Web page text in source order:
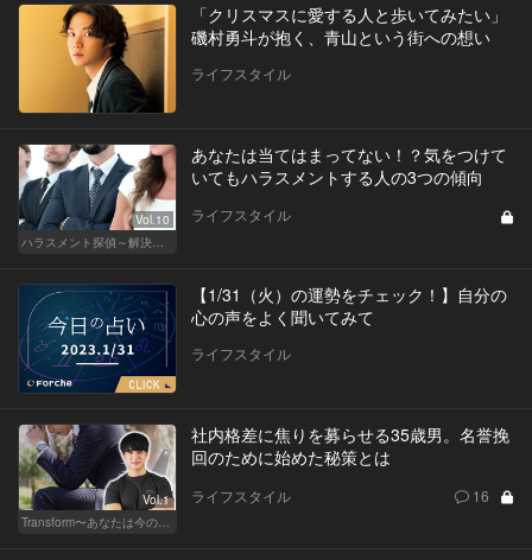
「クリスマスに愛する人と歩いてみたい」
磯村勇斗が抱く、青山という街への想い
ライフスタイル
Vol.10
あなたは当てはまってない！？気をつけて
いてもハラスメントする人の3つの傾向
ライフスタイル
【1/31（火）の運勢をチェック！】自分の
心の声をよく聞いてみて
ライフスタイル
Vol.1
社内格差に焦りを募らせる35歳男。名誉挽
回のために始めた秘策とは
ライフスタイル 16